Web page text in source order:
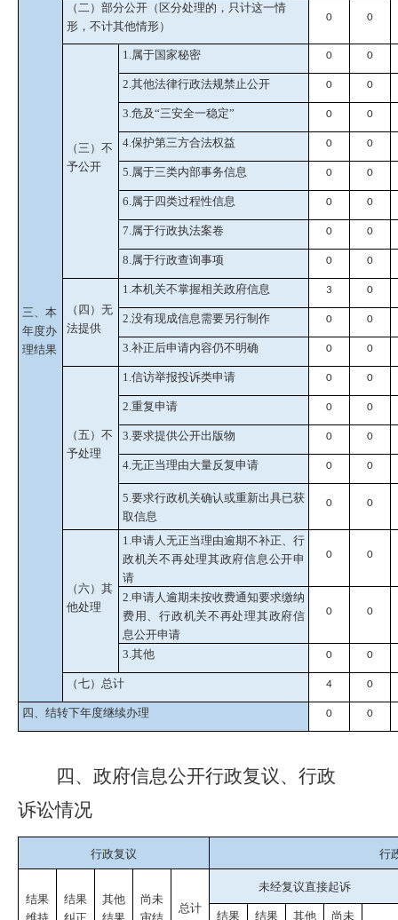
三、本
年度办
理结果
（二）部分公开 （区分处理的，只计这一情
形，不计其他情形）
0 0
（三）不
予公开
1.属于国家秘密 0 0
2.其他法律行政法规禁止公开 0 0
3.危及“三安全一稳定” 0 0
4.保护第三方合法权益 0 0
5.属于三类内部事务信息 0 0
6.属于四类过程性信息 0 0
7.属于行政执法案卷 0 0
8.属于行政查询事项 0 0
（四）无
法提供
1.本机关不掌握相关政府信息 3 0
2.没有现成信息需要另行制作 0 0
3.补正后申请内容仍不明确 0 0
（五）不
予处理
1.信访举报投诉类申请 0 0
2.重复申请 0 0
3.要求提供公开出版物 0 0
4.无正当理由大量反复申请 0 0
5.要求行政机关确认或重新出具已获
取信息
0 0
（六）其
他处理
1.申请人无正当理由逾期不补正、行
政机关不再处理其政府信息公开申
请
0 0
2.申请人逾期未按收费通知要求缴纳
费用、行政机关不再处理其政府信
息公开申请
0 0
3.其他 0 0
（七）总计 4 0
四、结转下年度继续办理 0 0
四、政府信息公开行政复议、行政
诉讼情况
行政复议 行
结果
结果
其他
尚未
总计
未经复议直接起诉
结果 结果 其他 尚未